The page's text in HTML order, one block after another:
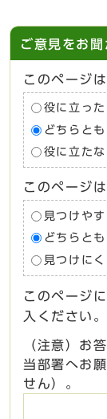
ご意見をお
このページ
役に立った
どちらと
役に立た
このページ
見つけや
どちらと
見つけに
このページ
入ください。
（注意）お
当部署へお
せん）。